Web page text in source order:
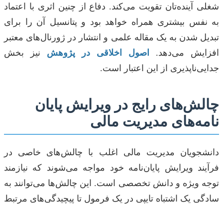
شغلی آینده‌تان تقویت می‌کند. دفاع از چنین اثری با اعتماد
به نفس بیشتری همراه خواهد بود و پتانسیل آن را برای
تبدیل شدن به یک مقاله علمی و انتشار در ژورنال‌های معتبر
افزایش می‌دهد.
اصول اخلاقی در پژوهش نیز بخش
جدایی‌ناپذیری از این اعتبار است.
چالش‌های رایج در ویرایش پایان
نامه‌های مدیریت مالی
دانشجویان مدیریت مالی اغلب با چالش‌های خاصی در
فرآیند ویرایش پایان‌نامه خود مواجه می‌شوند که نیازمند
توجه ویژه و دانش تخصصی است. این چالش‌ها می‌توانند به
سادگی یک اشتباه تایپی در یک فرمول تا پیچیدگی‌های مرتبط